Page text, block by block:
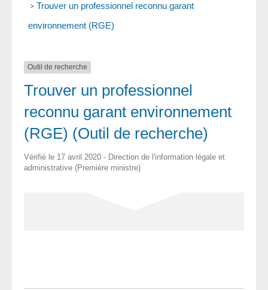
> Trouver un professionnel reconnu garant
environnement (RGE)
Outil de recherche
Trouver un professionnel
reconnu garant environnement
(RGE) (Outil de recherche)
Vérifié le 17 avril 2020 - Direction de l'information légale et
administrative (Première ministre)